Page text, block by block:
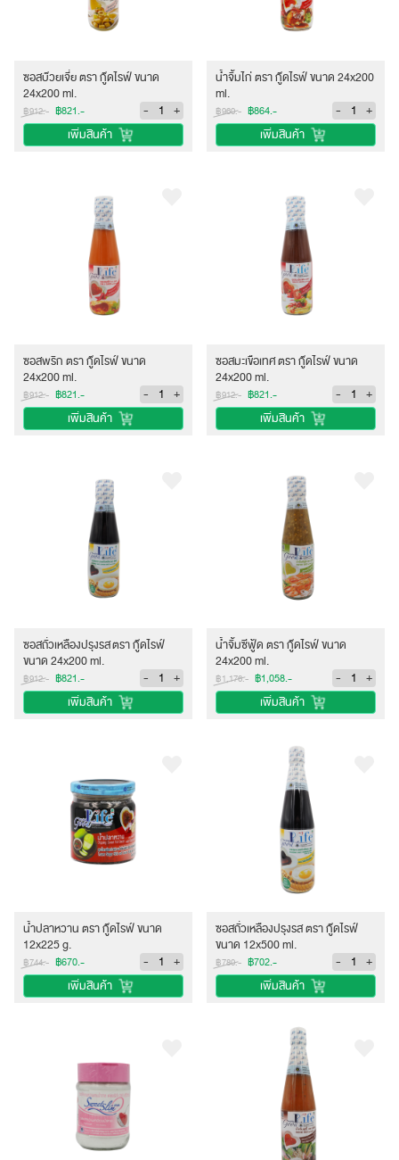
ซอสบ๊วยเจี่ย ตรา กู๊ดไรฟ์ ขนาด
24x200 ml.
฿912.- ฿821.- -
+
เพิ่มสินค้า
น้ำจิ้มไก่ ตรา กู๊ดไรฟ์ ขนาด 24x200
ml.
฿960.- ฿864.- -
+
เพิ่มสินค้า
ซอสพริก ตรา กู๊ดไรฟ์ ขนาด
24x200 ml.
฿912.- ฿821.- -
+
เพิ่มสินค้า
ซอสมะเขือเทศ ตรา กู๊ดไรฟ์ ขนาด
24x200 ml.
฿912.- ฿821.- -
+
เพิ่มสินค้า
ซอสถั่วเหลืองปรุงรส ตรา กู๊ดไรฟ์
ขนาด 24x200 ml.
฿912.- ฿821.- -
+
เพิ่มสินค้า
น้ำจิ้มซีฟู้ด ตรา กู๊ดไรฟ์ ขนาด
24x200 ml.
฿1,176.- ฿1,058.- -
+
เพิ่มสินค้า
น้ำปลาหวาน ตรา กู๊ดไรฟ์ ขนาด
12x225 g.
฿744.- ฿670.- -
+
เพิ่มสินค้า
ซอสถั่วเหลืองปรุงรส ตรา กู๊ดไรฟ์
ขนาด 12x500 ml.
฿780.- ฿702.- -
+
เพิ่มสินค้า